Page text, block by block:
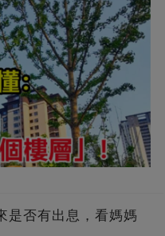
是否有出息，看媽媽